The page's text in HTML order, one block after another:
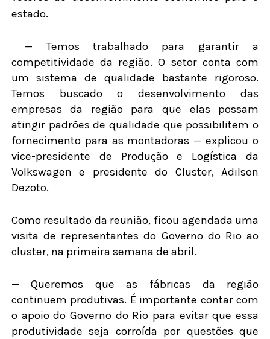
estado.
— Temos trabalhado para garantir a
competitividade da região. O setor conta com
um sistema de qualidade bastante rigoroso.
Temos buscado o desenvolvimento das
empresas da região para que elas possam
atingir padrões de qualidade que possibilitem o
fornecimento para as montadoras — explicou o
vice-presidente de Produção e Logística da
Volkswagen e presidente do Cluster, Adilson
Dezoto.
Como resultado da reunião, ficou agendada uma
visita de representantes do Governo do Rio ao
cluster, na primeira semana de abril.
— Queremos que as fábricas da região
continuem produtivas. É importante contar com
o apoio do Governo do Rio para evitar que essa
produtividade seja corroída por questões que